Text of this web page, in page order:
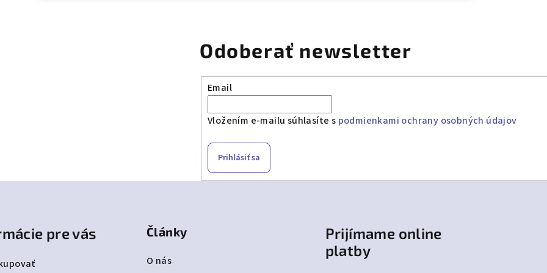
Odoberať newsletter
Email
Vložením e-mailu súhlasíte s podmienkami ochrany osobných údajov
Prihlásiť sa
pre vás Články
O nás
Prijímame online
platby